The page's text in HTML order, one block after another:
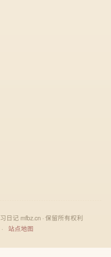
日记 mfbz.cn · 保留所有权利
· 站点地图